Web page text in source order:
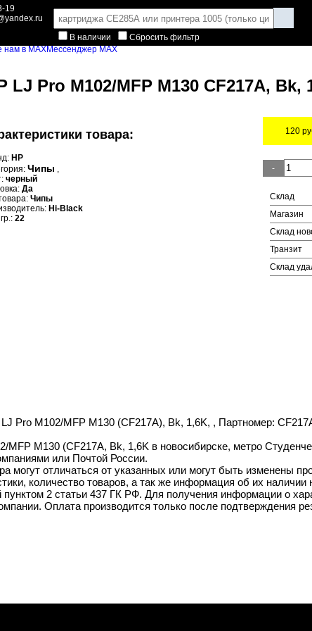
19
В наличии
Сбросить фильтр
Мессенджер MAX
Pro M102/MFP M130 CF217A, Bk,
товара:
HP
Чипы ,
черный
Да
Чипы
Hi-Black
22
120
-
Склад
Магазин
Склад
Транзит
Склад
Pro M102/MFP M130 (CF217A), Bk, 1,6K, , Партномер:
M130 (CF217A, Bk, 1,6K в новосибирске, метро
или Почтой России.
могут отличаться от указанных или могут быть изменены
количество товаров, а так же информация об их наличии
2 статьи 437 ГК РФ. Для получения информации о
Оплата производится только после подтверждения